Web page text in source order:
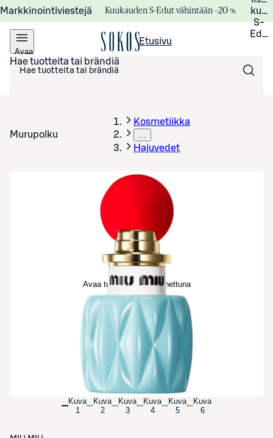
Markkinointiviestejä Kuukauden S-Edut vähintään –20 %
S-
Avaa
valikko
Etusivu
Hae tuotteita tai brändiä
Murupolku
Kosmetiikka
…
Hajuvedet
Avaa tuotekuva suurennettuna
Kuva
1
Kuva
2
Kuva
3
Kuva
4
Kuva
5
Kuva
6